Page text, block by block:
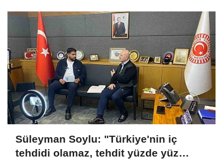
Süleyman Soylu: "Türkiye'nin iç
tehdidi olamaz, tehdit yüzde yüz